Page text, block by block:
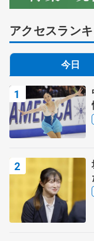
アクセスラン
今日